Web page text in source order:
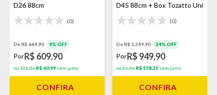
D26 88cm
(0)
De R$ 669,90 9% OFF
PorR$ 609,90
ou 10x de R$ 60,99 sem juros
CONFIRA
D45 88cm + Box Tozatto Uni
(0)
De R$ 1.249,90 24% OFF
PorR$ 949,90
ou 6x de R$ 158,31 sem juros
CONFIRA